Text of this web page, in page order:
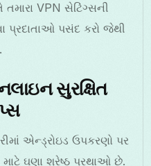
તમારા VPN સેટિંગ્સની
પ્રદાતાઓ પસંદ કરો જેથી
સુરક્ષિત
એન્ડ્રોઇડ ઉપકરણો પર
માટે ઘણા શ્રેષ્ઠ પ્રથાઓ છે.